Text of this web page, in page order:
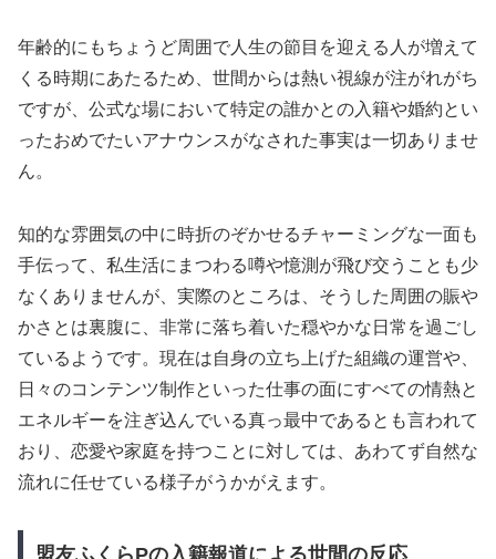
年齢的にもちょうど周囲で人生の節目を迎える人が増えて
くる時期にあたるため、世間からは熱い視線が注がれがち
ですが、公式な場において特定の誰かとの入籍や婚約とい
ったおめでたいアナウンスがなされた事実は一切ありませ
ん。
知的な雰囲気の中に時折のぞかせるチャーミングな一面も
手伝って、私生活にまつわる噂や憶測が飛び交うことも少
なくありませんが、実際のところは、そうした周囲の賑や
かさとは裏腹に、非常に落ち着いた穏やかな日常を過ごし
ているようです。現在は自身の立ち上げた組織の運営や、
日々のコンテンツ制作といった仕事の面にすべての情熱と
エネルギーを注ぎ込んでいる真っ最中であるとも言われて
おり、恋愛や家庭を持つことに対しては、あわてず自然な
流れに任せている様子がうかがえます。
盟友ふくらPの入籍報道による世間の反応